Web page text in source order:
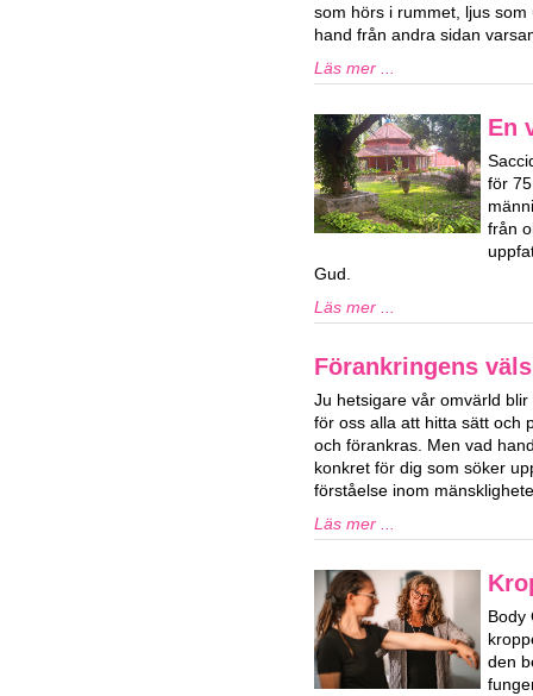
som hörs i rummet, ljus
hand från andra sidan
Läs mer ...
En
för
från
Gud.
Läs mer ...
Förankringens
Ju hetsigare vår omvärld
för oss alla att hitta sätt och
och förankras. Men vad
konkret för dig som söker
förståelse inom
Läs mer ...
Body
den